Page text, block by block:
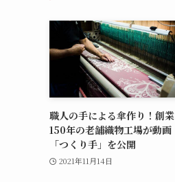
職人の手による傘作り！創業
150年の老舗織物工場が動画
「つくり手」を公開
2021年11月14日